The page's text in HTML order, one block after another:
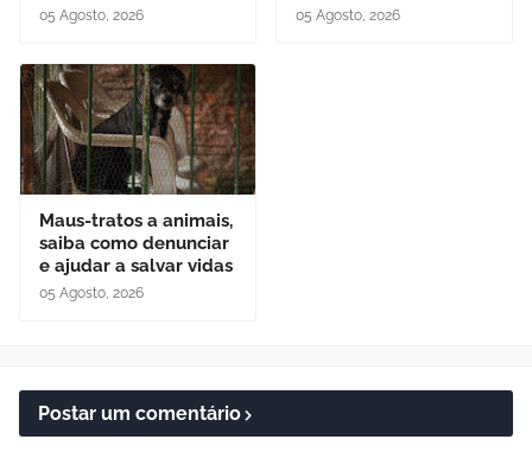
05 Agosto, 2026 05 Agosto, 2026
Maus-tratos a animais,
saiba como denunciar
e ajudar a salvar vidas
05 Agosto, 2026
Postar um comentário